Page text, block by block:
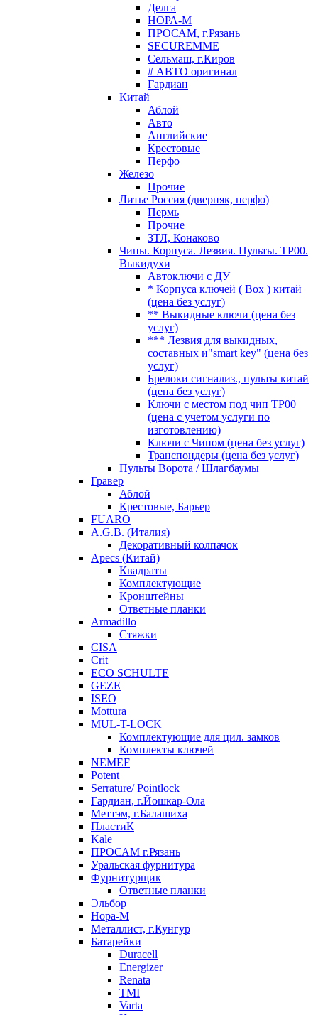
Делга
НОРА-М
ПРОСАМ, г.Рязань
SECUREMME
Сельмаш, г.Киров
# АВТО оригинал
Гардиан
Китай
Аблой
Авто
Английские
Крестовые
Перфо
Железо
Прочие
Литье Россия (дверняк, перфо)
Пермь
Прочие
ЗТЛ, Конаково
Чипы. Корпуса. Лезвия. Пульты. TP00.
Выкидухи
Автоключи с ДУ
* Корпуса ключей ( Box ) китай
(цена без услуг)
** Выкидные ключи (цена без
услуг)
*** Лезвия для выкидных,
составных и"smart key" (цена без
услуг)
Брелоки сигнализ., пульты китай
(цена без услуг)
Ключи с местом под чип TP00
(цена с учетом услуги по
изготовлению)
Ключи с Чипом (цена без услуг)
Транспондеры (цена без услуг)
Пульты Ворота / Шлагбаумы
Гравер
Аблой
Крестовые, Барьер
FUARO
A.G.B. (Италия)
Декоративный колпачок
Apecs (Китай)
Квадраты
Комплектующие
Кронштейны
Ответные планки
Armadillo
Стяжки
CISA
Crit
ECO SCHULTE
GEZE
ISEO
Mottura
MUL-T-LOCK
Комплектующие для цил. замков
Комплекты ключей
NEMEF
Potent
Serrature/ Pointlock
Гардиан, г.Йошкар-Ола
Меттэм, г.Балашиха
ПластиК
Kale
ПРОСАМ г.Рязань
Уральская фурнитура
Фурнитурщик
Ответные планки
Эльбор
Нора-М
Металлист, г.Кунгур
Батарейки
Duracell
Energizer
Renata
TMI
Varta